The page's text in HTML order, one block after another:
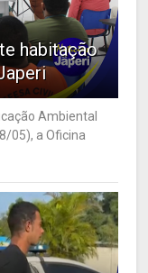
habitação
Ambiental
05), a Oficina